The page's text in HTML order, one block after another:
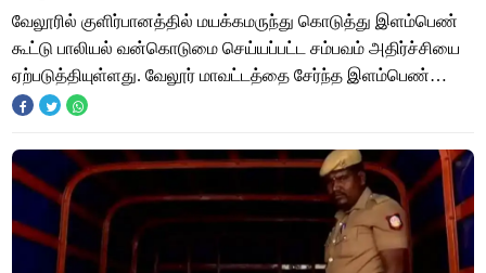
வேலூரில் குளிர்பானத்தில் மயக்கமருந்து கொடுத்து இளம்பெண்
கூட்டு பாலியல் வன்கொடுமை செய்யப்பட்ட சம்பவம் அதிர்ச்சியை
ஏற்படுத்தியுள்ளது. வேலூர் மாவட்டத்தை சேர்ந்த இளம்பெண்
ஒருவர் தனியார் சீட்டு கம்பெனியில